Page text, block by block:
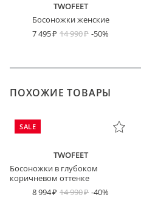
TWOFEET
Босоножки женские
7 495
14 990 -50%
ПОХОЖИЕ ТОВАРЫ
SALE
TWOFEET
Босоножки в глубоком
коричневом оттенке
8 994
14 990 -40%